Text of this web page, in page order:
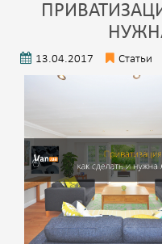
13.04.2017 Статьи